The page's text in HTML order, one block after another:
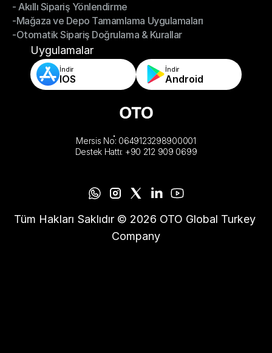
- Omnikanal Sipariş Senkronizasyonu
- Akıllı Sipariş Yönlendirme
- Akıllı Sipariş Yönlendirme
-Mağaza ve Depo Tamamlama Uygulamaları
-Mağaza ve Depo Tamamlama Uygulamaları
-Otomatik Sipariş Doğrulama & Kurallar
-Otomatik Sipariş Doğrulama & Kurallar
Uygulamalar
İndir
IOS
İndir
Android
Mersis No: 0649123298900001
Destek Hattı: +90 212 909 0699
Tüm Hakları Saklıdır © 2026 OTO Global Turkey
Company